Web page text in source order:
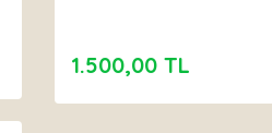
1.500,00 TL